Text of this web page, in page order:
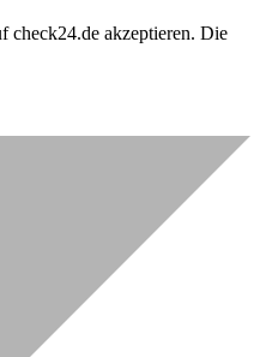
check24.de akzeptieren. Die